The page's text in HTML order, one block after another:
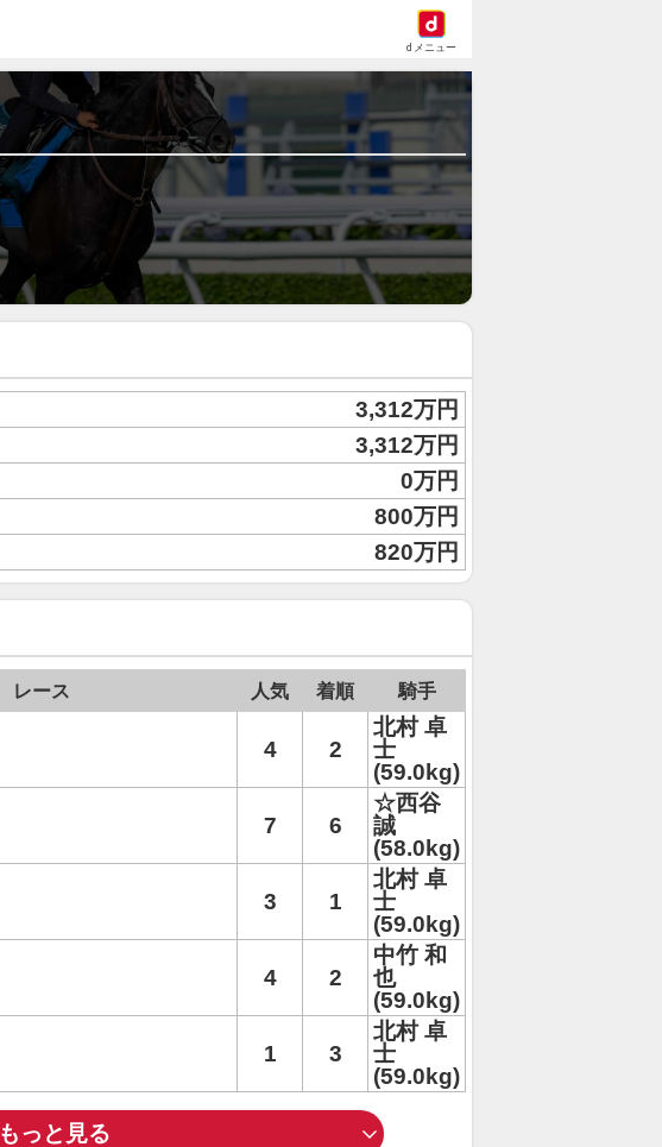
dメニュー
3,312万円
3,312万円
0万円
800万円
820万円
レース 人気 着順 騎手
4 2
北村 卓
士
(59.0kg)
7 6
☆西谷
誠
(58.0kg)
3 1
北村 卓
士
(59.0kg)
4 2
中竹 和
也
(59.0kg)
1 3
北村 卓
士
(59.0kg)
もっと見る